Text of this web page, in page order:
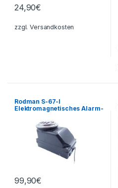
24,90€
zzgl.Versandkosten
Rodman S-67-I
Elektromagnetisches Alarm-
99,90€